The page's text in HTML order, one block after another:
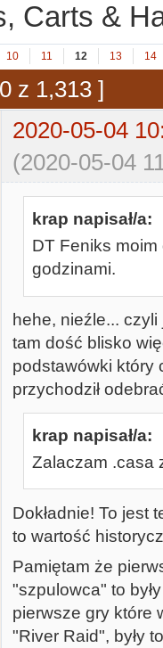
Carts &
10 11 12 13 14
z 1,313 ]
2020-05-04
(2020-05-04
krap napisał/a:
DT Feniks
godzinami.
hehe, nieźle...
tam dość blisko
podstawówki który
przychodził
krap napisał/a:
Zalaczam .casa
Dokładnie! To jest
to wartość
Pamiętam że
"szpulowca" to
pierwsze gry które
"River Raid", były